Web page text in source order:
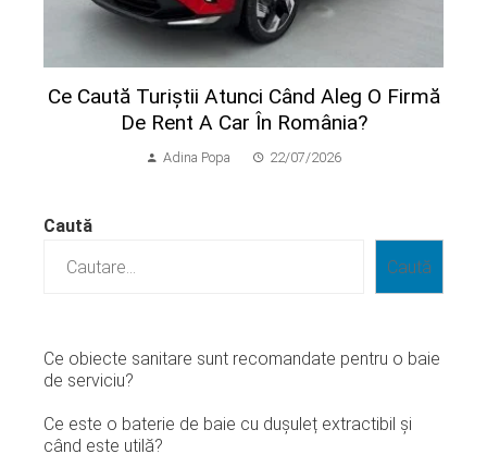
Ce Caută Turiștii Atunci Când Aleg O Firmă
De Rent A Car În România?
Adina Popa 22/07/2026
Caută
Caută
Ce obiecte sanitare sunt recomandate pentru o baie
de serviciu?
Ce este o baterie de baie cu dușuleț extractibil și
când este utilă?